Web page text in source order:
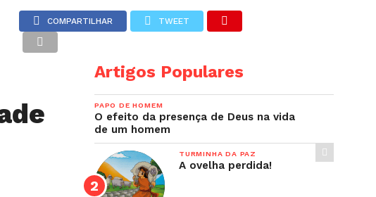
COMPARTILHAR TWEET
Artigos Populares
PAPO DE HOMEM
O efeito da presença de Deus na vida
de um homem
TURMINHA DA PAZ
A ovelha perdida!